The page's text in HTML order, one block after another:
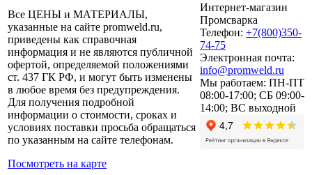
Все ЦЕНЫ и МАТЕРИАЛЫ,
указанные на сайте promweld.ru,
приведены как справочная
информация и не являются публичной
офертой, определяемой положениями
ст. 437 ГК РФ, и могут быть изменены
в любое время без предупреждения.
Для получения подробной
информации о стоимости, сроках и
условиях поставки просьба обращаться
по указанным на сайте телефонам.
Посмотреть на карте
Интернет-магазин
Промсварка
Телефон: +7(800)350-
74-75
Электронная почта:
info@promweld.ru
Мы работаем: ПН-ПТ
08:00-17:00; СБ 09:00-
14:00; ВС выходной